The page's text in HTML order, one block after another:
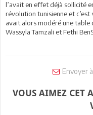
l’avait en effet déjà sollicité
révolution tunisienne et c’est
avait alors modéré une table
Wassyla Tamzali et Fethi
Envoyer
VOUS AIMEZ CET